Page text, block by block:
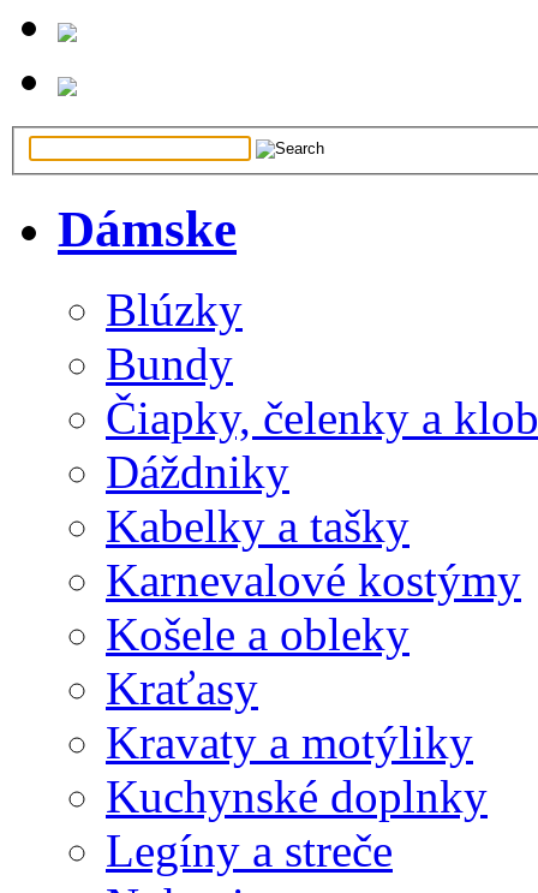
Dámske
Blúzky
Bundy
Čiapky, čelenky a
Dáždniky
Kabelky a tašky
Karnevalové kostýmy
Košele a obleky
Kraťasy
Kravaty a motýliky
Kuchynské doplnky
Legíny a streče